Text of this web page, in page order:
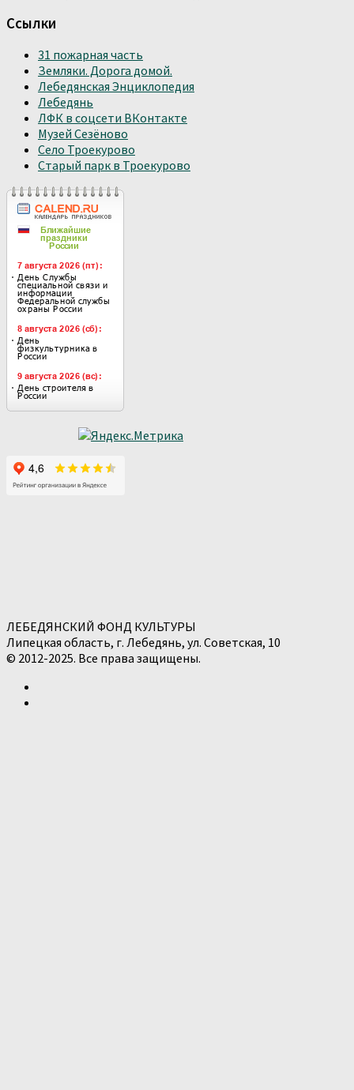
Ссылки
31 пожарная часть
Земляки. Дорога домой.
Лебедянская Энциклопедия
Лебедянь
ЛФК в соцсети ВКонтакте
Музей Сезёново
Село Троекурово
Старый парк в Троекурово
ЛЕБЕДЯНСКИЙ ФОНД КУЛЬТУРЫ
Липецкая область, г. Лебедянь, ул. Советская, 10
© 2012-2025. Все права защищены.